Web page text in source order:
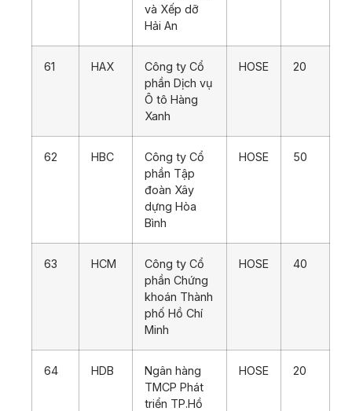
và Xếp dỡ
Hải An
61 HAX
Công ty Cổ
phần Dịch vụ
Ô tô Hàng
Xanh
HOSE 20
62 HBC
Công ty Cổ
phần Tập
đoàn Xây
dựng Hòa
Bình
HOSE 50
63 HCM
Công ty Cổ
phần Chứng
khoán Thành
phố Hồ Chí
Minh
HOSE 40
64 HDB
Ngân hàng
TMCP Phát
triển TP.Hồ
HOSE 20